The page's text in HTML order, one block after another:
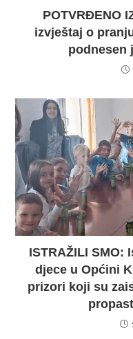
POTVRĐENO
izvještaj o
podnesen
ISTRAŽILI SMO:
djece u Općini
prizori koji su